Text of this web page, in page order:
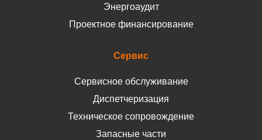
Энергоаудит
Проектное финансирование
Сервис
Сервисное обслуживание
Диспетчеризация
Техническое сопровождение
Запасные части